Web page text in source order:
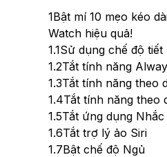
1Bật mí 10 mẹo kéo
Watch hiệu quả!
1.1Sử dụng chế độ tiết
1.2Tắt tính năng
1.3Tắt tính năng theo
1.4Tắt tính năng theo
1.5Tắt ứng dụng
1.6Tắt trợ lý ảo Siri
1.7Bật chế độ Ngủ